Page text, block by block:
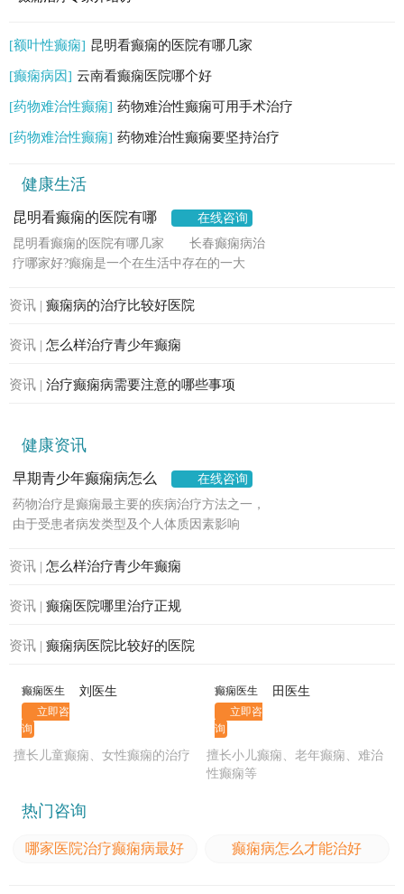
[额叶性癫痫] 昆明看癫痫的医院有哪几家
[癫痫病因] 云南看癫痫医院哪个好
[药物难治性癫痫] 药物难治性癫痫可用手术治疗
[药物难治性癫痫] 药物难治性癫痫要坚持治疗
健康生活
昆明看癫痫的医院有哪
几家
在线咨询
昆明看癫痫的医院有哪几家 长春癫痫病治
疗哪家好?癫痫是一个在生活中存在的一大
资讯 | 癫痫病的治疗比较好医院
资讯 | 怎么样治疗青少年癫痫
资讯 | 治疗癫痫病需要注意的哪些事项
健康资讯
早期青少年癫痫病怎么
治疗
在线咨询
药物治疗是癫痫最主要的疾病治疗方法之一，
由于受患者病发类型及个人体质因素影响
资讯 | 怎么样治疗青少年癫痫
资讯 | 癫痫医院哪里治疗正规
资讯 | 癫痫病医院比较好的医院
刘医生
癫痫医生
立即咨
询
擅长儿童癫痫、女性癫痫的治疗
田医生
癫痫医生
立即咨
询
擅长小儿癫痫、老年癫痫、难治
性癫痫等
热门咨询
哪家医院治疗癫痫病最好 癫痫病怎么才能治好